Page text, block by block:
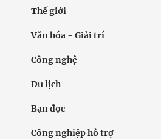
Thế giới
Văn hóa - Giải trí
Công nghệ
Du lịch
Bạn đọc
Công nghiệp hỗ trợ